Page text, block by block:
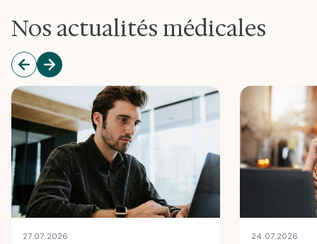
Nos actualités médicales
27.07.2026 24 .07.2026